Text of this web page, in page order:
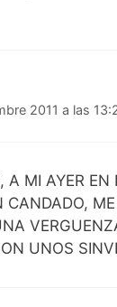
2011 a las
A MI AYER
UNOS